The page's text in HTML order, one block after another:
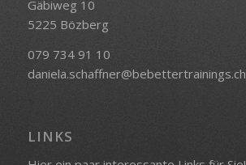
Gäbiweg 10
5225 Bözberg
079 734 91 10
daniela.schaffner@bebettertrainings.ch
LINKS